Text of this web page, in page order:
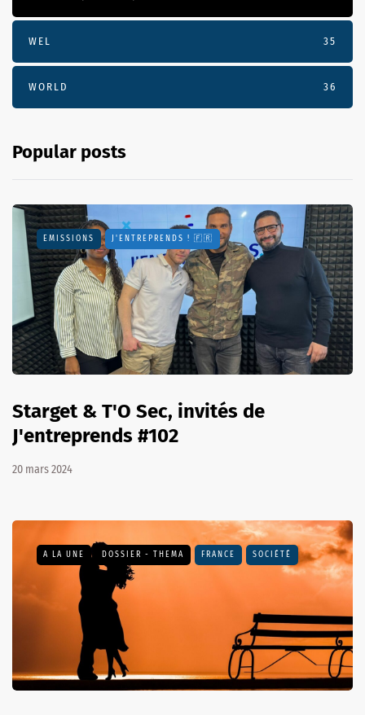
WEL 35
WORLD 36
Popular posts
EMISSIONS J'ENTREPRENDS ! 🇫🇷
Starget & T'O Sec, invités de
J'entreprends #102
20 mars 2024
A LA UNE DOSSIER - THEMA FRANCE SOCIÉTÉ